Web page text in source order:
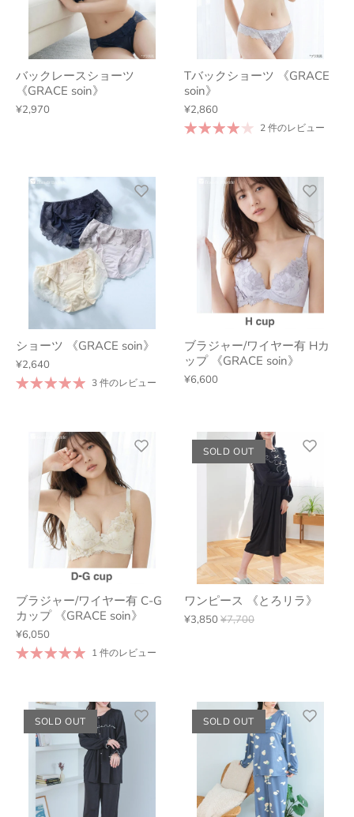
バックレースショーツ
《GRACE soin》
¥2,970
Tバックショーツ 《GRACE
soin》
¥2,860
2 件のレビュー
ショーツ 《GRACE soin》
¥2,640
3 件のレビュー
ブラジャー/ワイヤー有 Hカ
ップ 《GRACE soin》
¥6,600
ブラジャー/ワイヤー有 C-G
カップ 《GRACE soin》
¥6,050
1 件のレビュー
SOLD OUT
ワンピース 《とろリラ》
¥3,850 ¥7,700
SOLD OUT SOLD OUT